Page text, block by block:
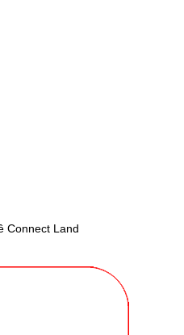
Connect Land